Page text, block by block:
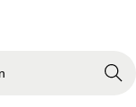
Search